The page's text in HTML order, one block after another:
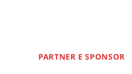
PARTNER E SPONSOR